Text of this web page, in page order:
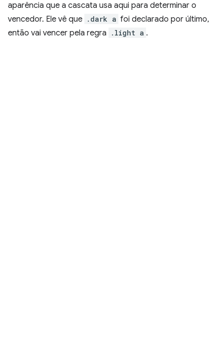
aparência que a cascata usa aqui para determinar o
vencedor. Ele vê que .dark a foi declarado por último,
então vai vencer pela regra
.light a .